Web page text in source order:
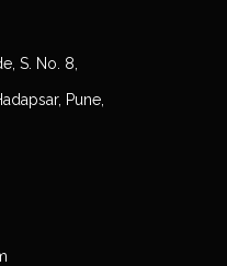
S. No. 8,
Pune,